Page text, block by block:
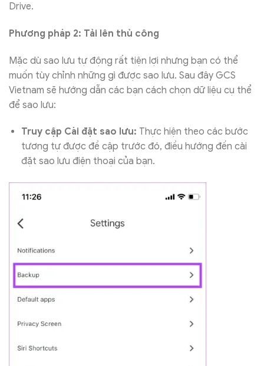
Drive.
Phương pháp 2: Tải lên thủ công
Mặc dù sao lưu tự động rất tiện lợi nhưng bạn có thể
muốn tùy chỉnh những gì được sao lưu. Sau đây GCS
Vietnam sẽ hướng dẫn các bạn cách chọn dữ liệu cụ thể
để sao lưu:
Truy cập Cài đặt sao lưu: Thực hiện theo các bước
tương tự được đề cập trước đó, điều hướng đến cài
đặt sao lưu điện thoại của bạn.